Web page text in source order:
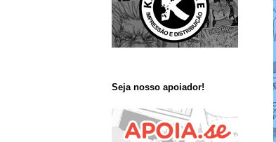
Seja nosso apoiador!